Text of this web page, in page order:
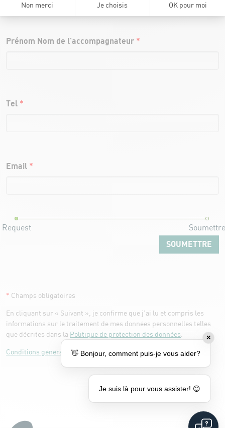
Prénom Nom de l'accompagnateur *
Tel *
Email *
Request Soumettre
* Champs obligatoires
En cliquant sur « Suivant », je confirme que j'ai lu et compris les
informations sur le traitement de mes données personnelles telles
que décrites dans la Politique de protection des données.
Conditions générale de vente
✕
👋 Bonjour, comment puis-je vous aider?
Je suis là pour vous assister! 😊